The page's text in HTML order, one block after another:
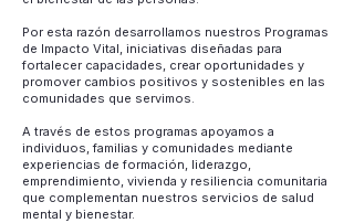
Por esta razón desarrollamos nuestros Programas
de Impacto Vital, iniciativas diseñadas para
fortalecer capacidades, crear oportunidades y
promover cambios positivos y sostenibles en las
comunidades que servimos.
A través de estos programas apoyamos a
individuos, familias y comunidades mediante
experiencias de formación, liderazgo,
emprendimiento, vivienda y resiliencia comunitaria
que complementan nuestros servicios de salud
mental y bienestar.